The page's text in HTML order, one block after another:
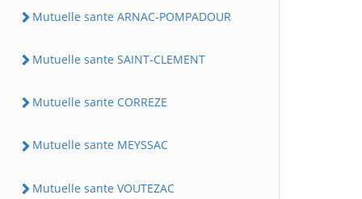
Mutuelle sante ARNAC-POMPADOUR
Mutuelle sante SAINT-CLEMENT
Mutuelle sante CORREZE
Mutuelle sante MEYSSAC
Mutuelle sante VOUTEZAC